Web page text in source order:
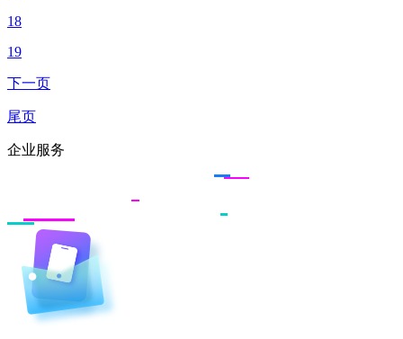
18
19
下一页
尾页
企业服务